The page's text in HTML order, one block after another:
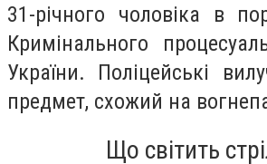
31-річного чоловіка в
Кримінального
України. Поліцейські
предмет, схожий на
Що світить